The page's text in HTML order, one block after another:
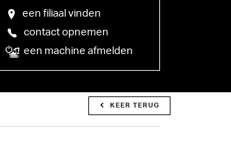
een filiaal vinden
contact opnemen
een machine afmelden
KEER TERUG